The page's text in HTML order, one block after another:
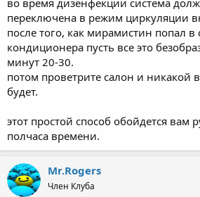
во время дизенфекции система
переключена в режим циркуляции
после того, как мирамистин попал в
кондиционера пусть все это
минут 20-30.
потом проветрите салон и никакой
будет.
этот простой способ обойдется вам
полчаса времени.
Mr.Rogers
Член Клуба